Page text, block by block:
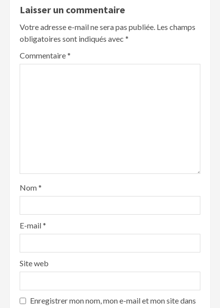
Laisser un commentaire
Votre adresse e-mail ne sera pas publiée. Les champs
obligatoires sont indiqués avec *
Commentaire*
Nom*
E-mail*
Site web
Enregistrer mon nom, mon e-mail et mon site dans